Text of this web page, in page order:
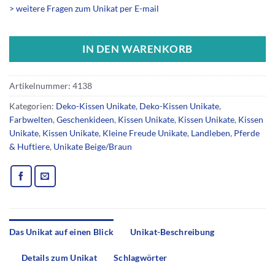
> weitere Fragen zum Unikat per E-mail
IN DEN WARENKORB
Artikelnummer: 4138
Kategorien: Deko-Kissen Unikate, Deko-Kissen Unikate,
Farbwelten,Geschenkideen, Kissen Unikate, Kissen Unikate, Kissen
Unikate, Kissen Unikate, Kleine Freude Unikate, Landleben, Pferde
& Huftiere, Unikate Beige/Braun
Das Unikat auf einen Blick Unikat-Beschreibung
Details zum Unikat Schlagwörter